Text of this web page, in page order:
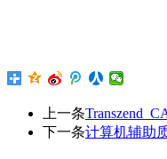
上一条
下一条计算机辅助